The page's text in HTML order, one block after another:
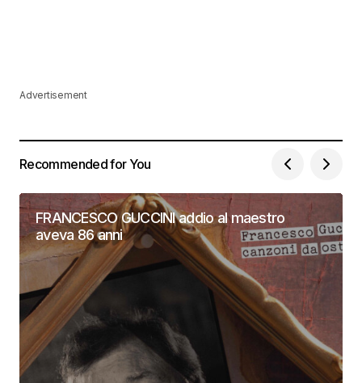
Advertisement
Recommended for You
FRANCESCO GUCCINI addio al maestro
aveva 86 anni